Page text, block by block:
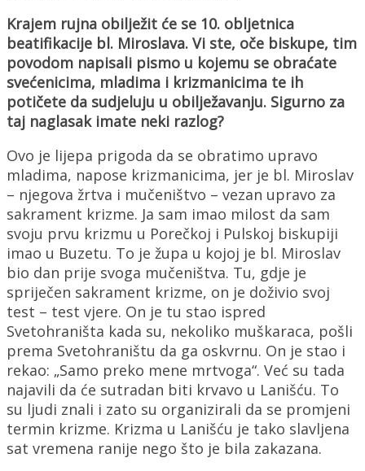
Krajem rujna obilježit će se 10. obljetnica
beatifikacije bl. Miroslava. Vi ste, oče biskupe, tim
povodom napisali pismo u kojemu se obraćate
svećenicima, mladima i krizmanicima te ih
potičete da sudjeluju u obilježavanju. Sigurno za
taj naglasak imate neki razlog?
Ovo je lijepa prigoda da se obratimo upravo
mladima, napose krizmanicima, jer je bl. Miroslav
– njegova žrtva i mučeništvo – vezan upravo za
sakrament krizme. Ja sam imao milost da sam
svoju prvu krizmu u Porečkoj i Pulskoj biskupiji
imao u Buzetu. To je župa u kojoj je bl. Miroslav
bio dan prije svoga mučeništva. Tu, gdje je
spriječen sakrament krizme, on je doživio svoj
test – test vjere. On je tu stao ispred
Svetohraništa kada su, nekoliko muškaraca, pošli
prema Svetohraništu da ga oskvrnu. On je stao i
rekao: „Samo preko mene mrtvoga“. Već su tada
najavili da će sutradan biti krvavo u Lanišću. To
su ljudi znali i zato su organizirali da se promjeni
termin krizme. Krizma u Lanišću je tako slavljena
sat vremena ranije nego što je bila zakazana.